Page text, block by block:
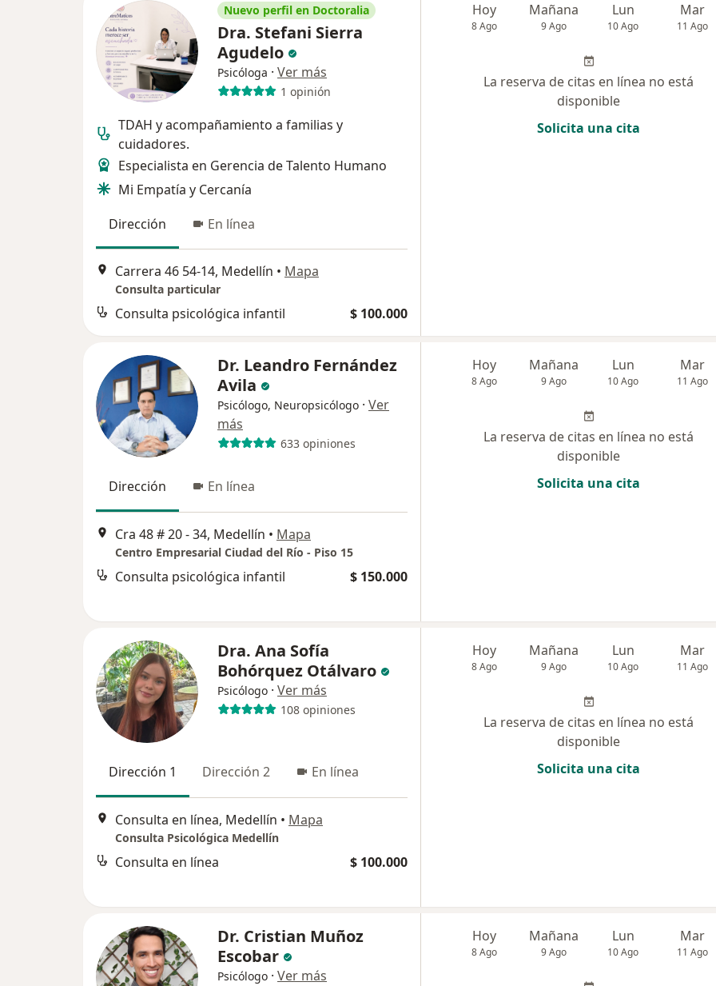
Nuevo perfil en Doctoralia
Dra. Stefani Sierra
Agudelo
Psicóloga · Ver más
1 opinión
TDAH y acompañamiento a familias y
cuidadores.
Especialista en Gerencia de Talento Humano
Mi Empatía y Cercanía
Dirección
En línea
Carrera 46 54-14, Medellín • Mapa
Consulta particular
Consulta psicológica infantil $ 100.000
Hoy
8 Ago
Mañana
9 Ago
Lun
10 Ago
Mar
11 Ago
La reserva de citas en línea no está
disponible
Solicita una cita
Dr. Leandro Fernández
Avila
Psicólogo, Neuropsicólogo · Ver
más
633 opiniones
Dirección En línea
Cra 48 # 20 - 34, Medellín • Mapa
Centro Empresarial Ciudad del Río - Piso 15
Consulta psicológica infantil $ 150.000
Hoy
8 Ago
Mañana
9 Ago
Lun
10 Ago
Mar
11 Ago
La reserva de citas en línea no está
disponible
Solicita una cita
Dra. Ana Sofía
Bohórquez Otálvaro
Psicólogo · Ver más
108 opiniones
Dirección 1 Dirección 2 En línea
Consulta en línea, Medellín • Mapa
Consulta Psicológica Medellín
Consulta en línea $ 100.000
Hoy
8 Ago
Mañana
9 Ago
Lun
10 Ago
Mar
11 Ago
La reserva de citas en línea no está
disponible
Solicita una cita
Dr. Cristian Muñoz
Escobar
Psicólogo · Ver más
Hoy
8 Ago
Mañana
9 Ago
Lun
10 Ago
Mar
11 Ago